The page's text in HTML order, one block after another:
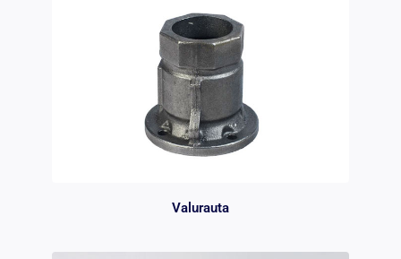
Valurauta